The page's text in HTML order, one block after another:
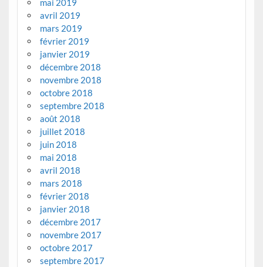
mai 2019
avril 2019
mars 2019
février 2019
janvier 2019
décembre 2018
novembre 2018
octobre 2018
septembre 2018
août 2018
juillet 2018
juin 2018
mai 2018
avril 2018
mars 2018
février 2018
janvier 2018
décembre 2017
novembre 2017
octobre 2017
septembre 2017